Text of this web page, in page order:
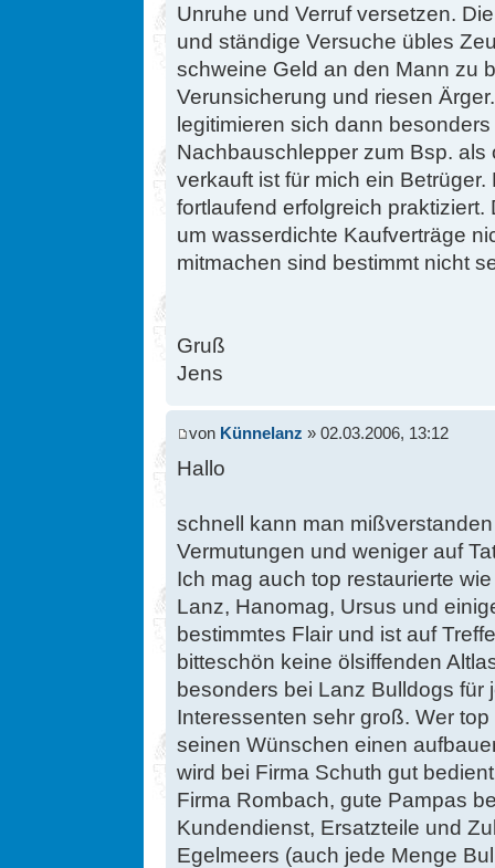
Unruhe und Verruf versetzen.
und ständige Versuche übles
schweine Geld an den Mann zu
Verunsicherung und riesen
legitimieren sich dann
Nachbauschlepper zum Bsp.
verkauft ist für mich ein
fortlaufend erfolgreich
um wasserdichte Kaufverträge
mitmachen sind bestimmt nicht
Gruß
Jens
von Künnelanz » 02.03.2006, 13:12
Hallo
schnell kann man
Vermutungen und weniger auf
Ich mag auch top restaurierte
Lanz, Hanomag, Ursus und
bestimmtes Flair und ist auf
bitteschön keine ölsiffenden
besonders bei Lanz Bulldogs für
Interessenten sehr groß. Wer
seinen Wünschen einen
wird bei Firma Schuth gut
Firma Rombach, gute Pampas
Kundendienst, Ersatzteile und
Egelmeers (auch jede Menge